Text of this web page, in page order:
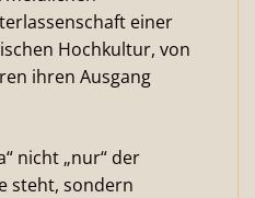
einer
Hochkultur, von
ihren Ausgang
nicht „nur“ der
steht, sondern